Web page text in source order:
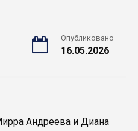
Опубликовано
16.05.2026
Андреева и Диана